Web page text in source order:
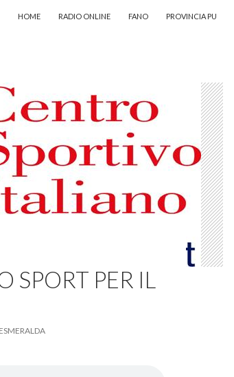
HOME
RADIO ONLINE FANO PROVINCIA PU
SPORT PER IL